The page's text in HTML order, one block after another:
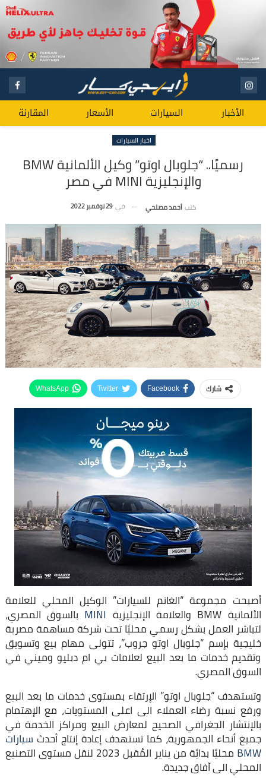
الأخبار السيارات الأسعار المقارنة
اخبار السيارات
رسميًا.. “جلوبال اوتو” وكيل الألمانية BMW
والإنجليزية MINI في مصر
كتب أحمد مصلحي في 29 نوفمبر 2022
شارك Facebook
Twitter
WhatsApp
أصبحت مجموعة “الغانم للسيارات” الوكيل المحلي للعلامة
الألمانية BMW والعلامة الإنجليزية MINI بالسوق المصري،
لتباشر العمل بشكل رسمي محليًا تحت شركة مساهمة مصرية
خليجية بإسم “جلوبال اوتو جروب”، تتولى مهام بيع وتسويق
وتقديم خدمات ما بعد البيع لعلامات بي ام دبليو وميني في
السوق المصري.
وتستهدف “جلوبال اوتو” الإرتقاء بمستوى خدمات ما بعد البيع
ورفع نسبة رضاء العملاء الى اعلى المستويات، مع الإهتمام
بالإنتشار الجغرافي الصحيح لمعارض البيع ومراكز الخدمة في
جميغ أنحاء الجمهورية، كما تستهدف إعادة إنتاج أحدث سيارات
BMW محليًا بدايًة من يناير المُقبل 2023 لنقل مستوى التصنيع
المحلي الى آفاق جديدة.